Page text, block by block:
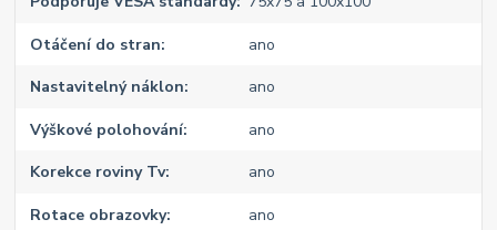
Otáčení do stran ano
Nastavitelný náklon ano
Výškové polohování ano
Korekce roviny Tv ano
Rotace obrazovky ano